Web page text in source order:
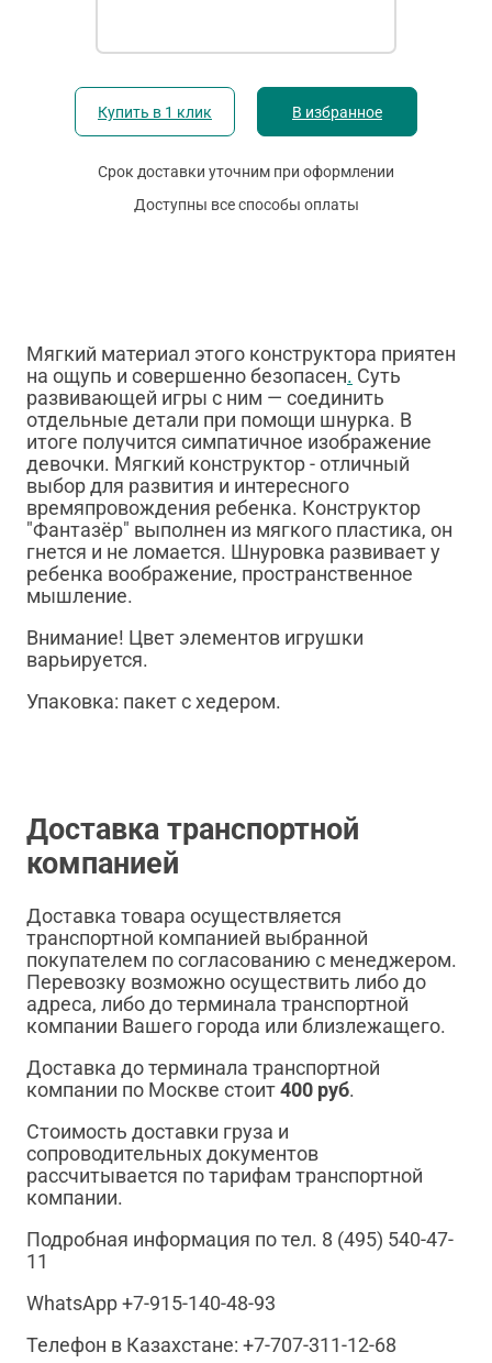
Купить в 1 клик В избранное
Срок доставки уточним при оформлении
Доступны все способы оплаты
Мягкий материал этого конструктора приятен
на ощупь и совершенно безопасен. Суть
развивающей игры с ним — соединить
отдельные детали при помощи шнурка. В
итоге получится симпатичное изображение
девочки. Мягкий конструктор - отличный
выбор для развития и интересного
времяпровождения ребенка. Конструктор
"Фантазёр" выполнен из мягкого пластика, он
гнется и не ломается. Шнуровка развивает у
ребенка воображение, пространственное
мышление.
Внимание! Цвет элементов игрушки
варьируется.
Упаковка: пакет с хедером.
Доставка транспортной
компанией
Доставка товара осуществляется
транспортной компанией выбранной
покупателем по согласованию с менеджером.
Перевозку возможно осуществить либо до
адреса, либо до терминала транспортной
компании Вашего города или близлежащего.
Доставка до терминала транспортной
компании по Москве стоит400 руб.
Стоимость доставки груза и
сопроводительных документов
рассчитывается по тарифам транспортной
компании.
Подробная информация по тел. 8 (495) 540-47-
11
WhatsApp +7-915-140-48-93
Телефон в Казахстане: +7-707-311-12-68